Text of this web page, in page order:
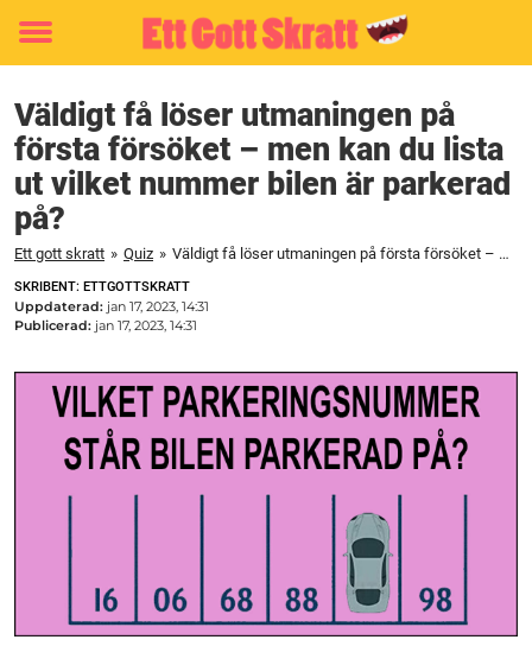
Toggle
Väldigt få löser utmaningen på
första försöket – men kan du lista
ut vilket nummer bilen är parkerad
på?
Ett gott skratt » Quiz » Väldigt få löser utmaningen på första försöket – men kan du lista ut vilket nummer bilen är parkerad på?
SKRIBENT: ETTGOTTSKRATT
Uppdaterad: jan 17, 2023, 14:31
Publicerad: jan 17, 2023, 14:31